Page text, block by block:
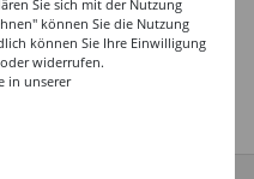
Sie sich mit der Nutzung
können Sie die Nutzung
können Sie Ihre Einwilligung
widerrufen.
in unserer